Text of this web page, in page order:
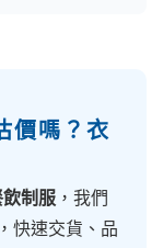
價嗎？衣
制服 ，我們
快速交貨、品